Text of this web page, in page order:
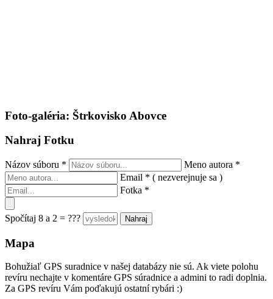
Foto-galéria: Štrkovisko Abovce
Nahraj Fotku
Názov súboru * Meno autora *
Email * ( nezverejnuje sa )
Fotka *
Spočítaj 8 a 2 = ???
Mapa
Bohužiaľ GPS suradnice v našej databázy nie sú. Ak viete polohu
revíru nechajte v komentáre GPS súradnice a admini to radi doplnia.
Za GPS revíru Vám poďakujú ostatní rybári :)